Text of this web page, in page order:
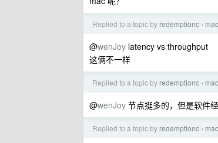
Replied to a topic by redemptionc ›
@wenJoy latency vs throughput
这俩不一样
Replied to a topic by redemptionc ›
@wenJoy 节点挺多的，但是软件
Replied to a topic by redemptionc ›